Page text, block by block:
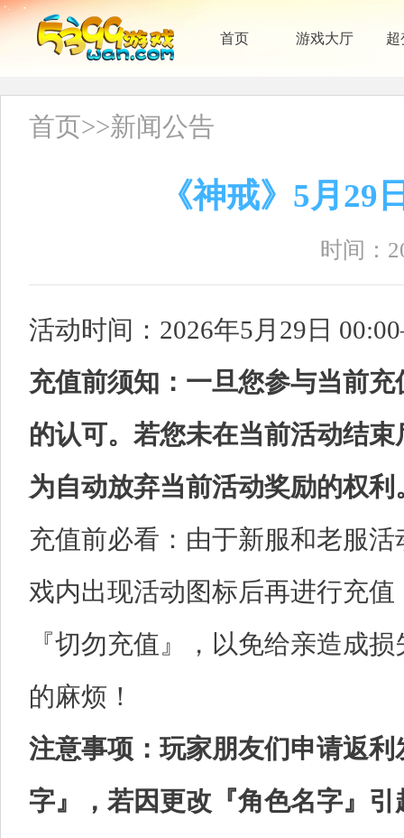
首页 游戏大厅 超
首页>>新闻公告
《神戒》5月29
时间：
活动时间：2026年5月29日
充值前须知：一旦您参与当前
的认可。若您未在当前活动结
为自动放弃当前活动奖励的权利
充值前必看：由于新服和老服
戏内出现活动图标后再进行充
『切勿充值』，以免给亲造成
的麻烦！
注意事项：玩家朋友们申请返
字』，若因更改『角色名字』